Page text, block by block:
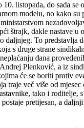
10. listopada, do sada se
modelu, no kako su
štrajk, dakle nastave u
daljnjeg. To predstavlja
s druge strane
dana
Plenković, a iz
će se boriti protiv
traje već više od mjesec
tako i roditelje,
pretijesan, a